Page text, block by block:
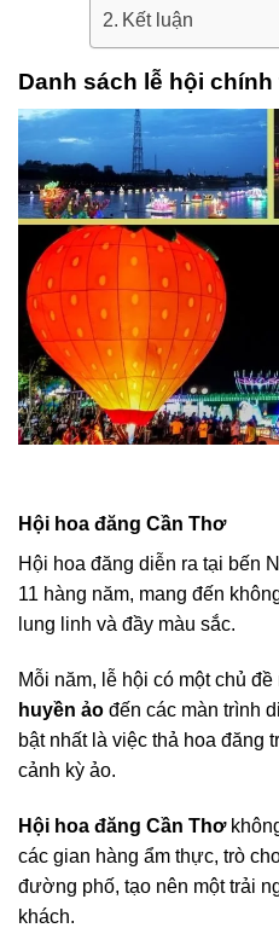
Kết luận
Danh sách lễ hội
Hội hoa đăng Cần Thơ
Hội hoa đăng diễn ra tại bến
11 hàng năm, mang đến
lung linh và đầy màu sắc.
Mỗi năm, lễ hội có một chủ
huyền ảo đến các màn trình
bật nhất là việc thả hoa đăng
cảnh kỳ ảo.
Hội hoa đăng Cần Thơ
các gian hàng ẩm thực, trò
đường phố, tạo nên một trải
khách.